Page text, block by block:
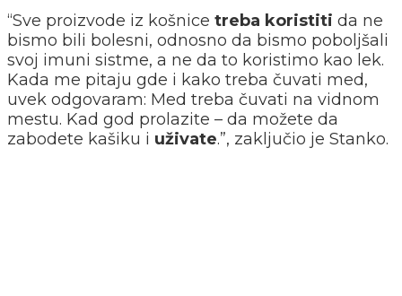
“Sve proizvode iz košnice treba koristiti da ne
bismo bili bolesni, odnosno da bismo poboljšali
svoj imuni sistme, a ne da to koristimo kao lek.
Kada me pitaju gde i kako treba čuvati med,
uvek odgovaram: Med treba čuvati na vidnom
mestu. Kad god prolazite – da možete da
zabodete kašiku i uživate.”, zaključio je Stanko.